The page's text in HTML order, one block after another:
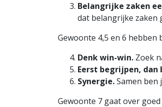
Belangrijke zaken
dat belangrijke zaken
Gewoonte 4,5 en 6
Denk win-win. Zoek
Eerst begrijpen, dan
Synergie.Samen ben
Gewoonte 7 gaat over